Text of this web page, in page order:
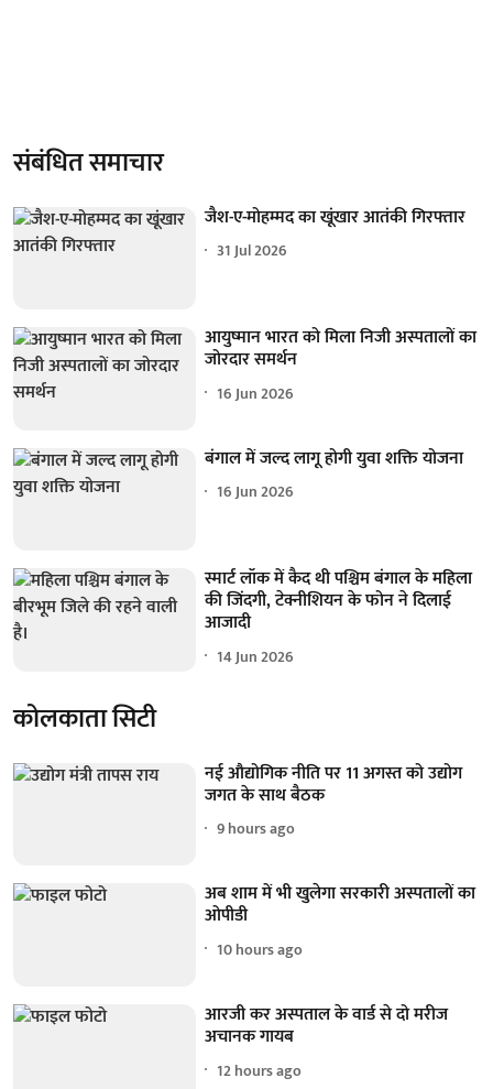
संबंधित समाचार
जैश-ए-मोहम्मद का खूंखार आतंकी गिरफ्तार
31 Jul 2026
आयुष्मान भारत को मिला निजी अस्पतालों का
जोरदार समर्थन
16 Jun 2026
बंगाल में जल्द लागू होगी युवा शक्ति योजना
16 Jun 2026
स्मार्ट लॉक में कैद थी पश्चिम बंगाल के महिला
की जिंदगी, टेक्नीशियन के फोन ने दिलाई
आजादी
14 Jun 2026
कोलकाता सिटी
नई औद्योगिक नीति पर 11 अगस्त को उद्योग
जगत के साथ बैठक
9 hours ago
अब शाम में भी खुलेगा सरकारी अस्पतालों का
ओपीडी
10 hours ago
आरजी कर अस्पताल के वार्ड से दो मरीज
अचानक गायब
12 hours ago